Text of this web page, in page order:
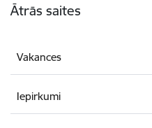
Ātrās saites
Vakances
Iepirkumi